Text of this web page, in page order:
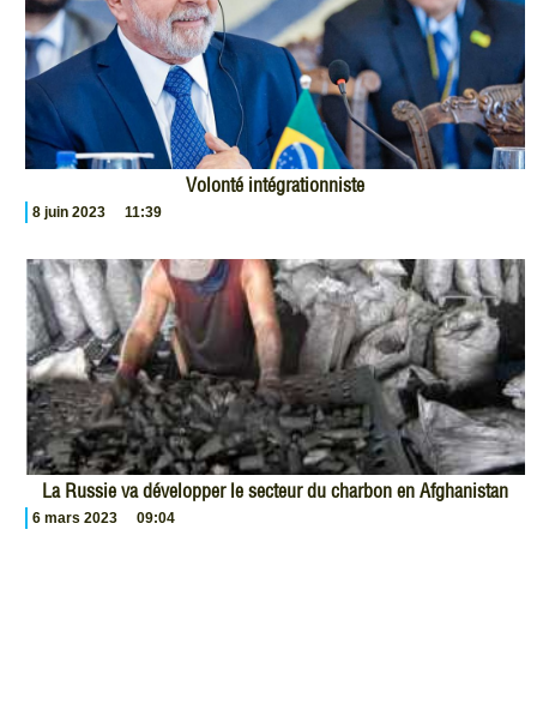
Volonté intégrationniste
8 juin 2023 11:39
La Russie va développer le secteur du charbon en Afghanistan
6 mars 2023 09:04